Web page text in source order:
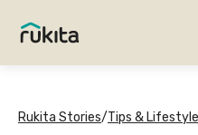
Rukita Stories/Tips & Lifestyle